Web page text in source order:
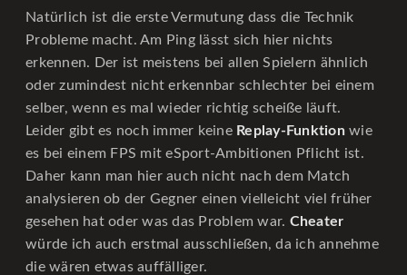
Natürlich ist die erste Vermutung dass die Technik
Probleme macht. Am Ping lässt sich hier nichts
erkennen. Der ist meistens bei allen Spielern ähnlich
oder zumindest nicht erkennbar schlechter bei einem
selber, wenn es mal wieder richtig scheiße läuft.
Leider gibt es noch immer keine Replay-Funktionwie
es bei einem FPS mit eSport-Ambitionen Pflicht ist.
Daher kann man hier auch nicht nach dem Match
analysieren ob der Gegner einen vielleicht viel früher
gesehen hat oder was das Problem war. Cheater
würde ich auch erstmal ausschließen, da ich annehme
die wären etwas auffälliger.